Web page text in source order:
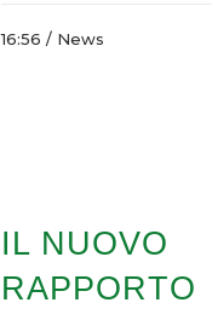
16:56 / News
IL NUOVO
RAPPORTO